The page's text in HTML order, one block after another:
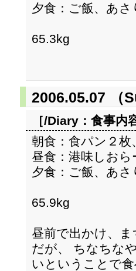
夕食：ご飯、あ
65.3kg
2006.05.07 （
［/Diary： 食事内
朝食：食パン２
昼食：港味しお
夕食：ご飯、あ
65.9kg
昼前で出かけ、
だが、 ちなちな
いということで食